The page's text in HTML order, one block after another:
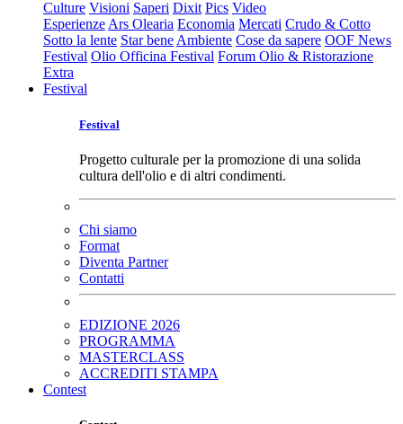
Culture Visioni Saperi Dixit Pics Video
Esperienze Ars Olearia Economia Mercati Crudo & Cotto
Sotto la lente Star bene Ambiente Cose da sapere OOF News
Festival Olio Officina Festival Forum Olio & Ristorazione
Extra
Festival
Festival
Progetto culturale per la promozione di una solida
cultura dell'olio e di altri condimenti.
Chi siamo
Format
Diventa Partner
Contatti
EDIZIONE 2026
PROGRAMMA
MASTERCLASS
ACCREDITI STAMPA
Contest